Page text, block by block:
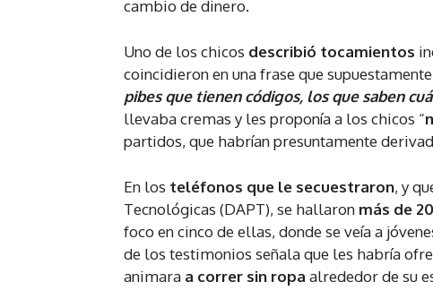
cambio de dinero.
Uno de los chicos describió tocamientos
coincidieron en una frase que
pibes que tienen códigos, los que saben
llevaba cremas y les proponía a los chicos “
partidos, que habrían presuntamente
En los teléfonos que le secuestraron, y
Tecnológicas (DAPT), se hallaron más de
foco en cinco de ellas, donde se veía a
de los testimonios señala que les habría
animara a correr sin ropa alrededor de su